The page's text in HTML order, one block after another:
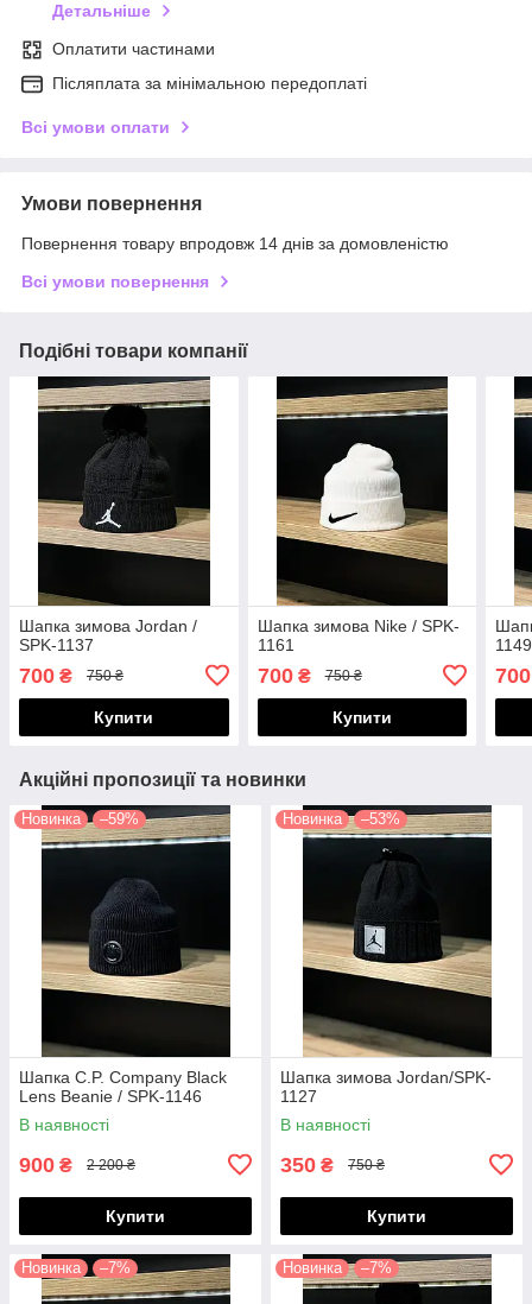
Детальніше
Оплатити частинами
Післяплата за мінімальною передоплаті
Всі умови оплати
Умови повернення
Повернення товару впродовж 14 днів за домовленістю
Всі умови повернення
Подібні товари компанії
Шапка зимова Jordan /
SPK-1137
700 ₴ 750 ₴
Купити
Шапка зимова Nike / SPK-
1161
700₴ 750 ₴
Купити
1149
700
Акційні пропозиції та новинки
Новинка –59%
Шапка C.P. Company Black
Lens Beanie / SPK-1146
В наявності
900 ₴ 2 200 ₴
Купити
Новинка –53%
Шапка зимова Jordan/SPK-
1127
В наявності
350 ₴ 750 ₴
Купити
Новинка –7% Новинка –7%